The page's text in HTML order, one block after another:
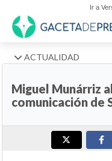
Ir a
ACTUALIDAD
Miguel Munárriz
comunicación de